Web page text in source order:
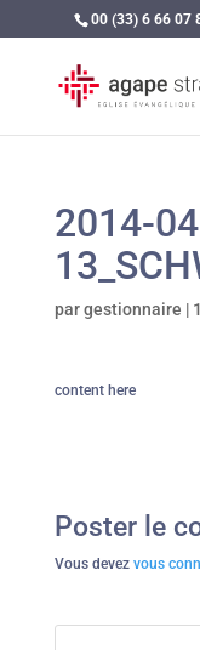
00 (33) 6 66 07
2014-
pargestionnaire |
content here
Poster le
Vous devez vous